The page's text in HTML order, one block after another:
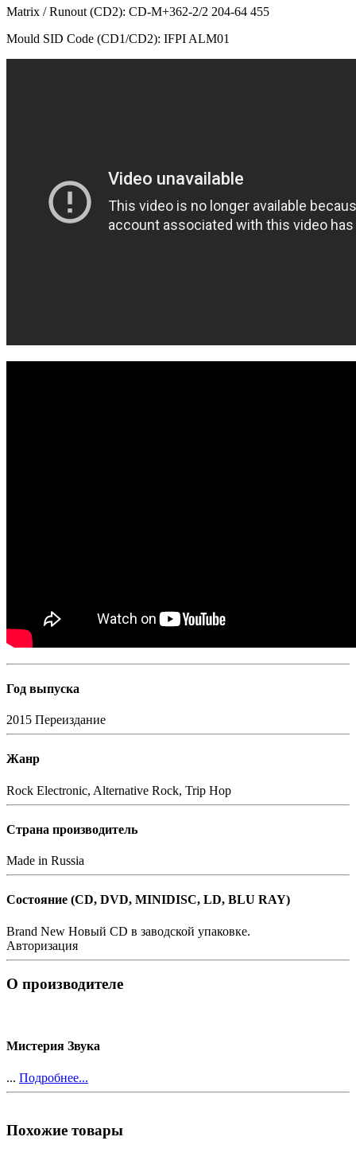
Matrix / Runout (CD2): CD-M+362-2/2 204-64 455
Mould SID Code (CD1/CD2): IFPI ALM01
Год выпуска
2015 Переиздание
Жанр
Rock Electronic, Alternative Rock, Trip Hop
Страна производитель
Made in Russia
Состояние (СD, DVD, MINIDISC, LD, BLU RAY)
Brand New Новый CD в заводской упаковке.
Авторизация
О производителе
Мистерия Звука
... Подробнее...
Похожие товары